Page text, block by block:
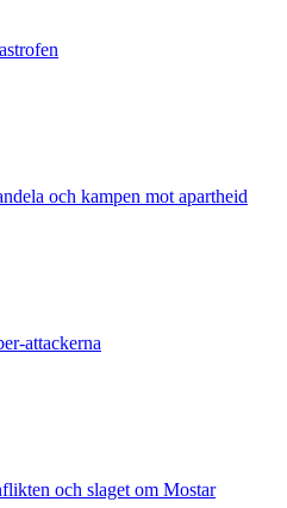
och kampen mot apartheid
attackerna
och slaget om Mostar